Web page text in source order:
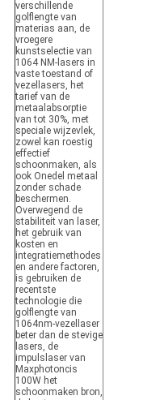
verschillende
golflengte van
materias aan, de
vroegere
kunstselectie van
1064 NM-lasers in
vaste toestand of
vezellasers, het
tarief van de
metaalabsorptie
van tot 30%, met
speciale wijzevlek,
zowel kan roestig
effectief
schoonmaken, als
ook Onedel metaal
zonder schade
beschermen.
Overwegend de
stabiliteit van laser,
het gebruik van
kosten en
integratiemethodes
en andere factoren,
is gebruiken de
recentste
technologie die
golflengte van
1064nm-vezellaser
beter dan de stevige
lasers, de
impulslaser van
Maxphotoncis
100W het
schoonmaken bron,